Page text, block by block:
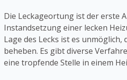
Die Leckageortung ist der erste
Instandsetzung einer lecken
Lage des Lecks ist es unmöglich,
beheben. Es gibt diverse
eine tropfende Stelle in einem